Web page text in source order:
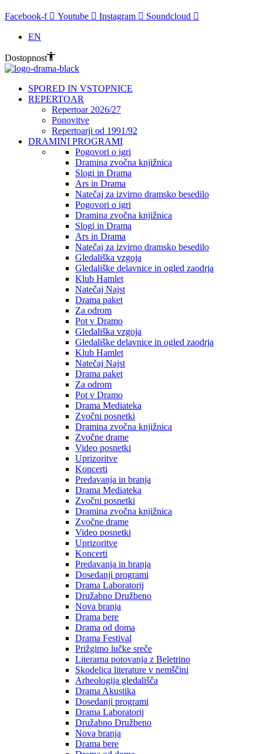
Facebook-f Youtube Instagram Soundcloud
EN
Dostopnost
SPORED IN VSTOPNICE
REPERTOAR
Repertoar 2026/27
Ponovitve
Repertoarji od 1991/92
DRAMINI PROGRAMI
Pogovori o igri
Dramina zvočna knjižnica
Slogi in Drama
Ars in Drama
Natečaj za izvirno dramsko besedilo
Pogovori o igri
Dramina zvočna knjižnica
Slogi in Drama
Ars in Drama
Natečaj za izvirno dramsko besedilo
Gledališka vzgoja
Gledališke delavnice in ogled zaodrja
Klub Hamlet
Natečaj Najst
Drama paket
Za odrom
Pot v Dramo
Gledališka vzgoja
Gledališke delavnice in ogled zaodrja
Klub Hamlet
Natečaj Najst
Drama paket
Za odrom
Pot v Dramo
Drama Mediateka
Zvočni posnetki
Dramina zvočna knjižnica
Zvočne drame
Video posnetki
Uprizoritve
Koncerti
Predavanja in branja
Drama Mediateka
Zvočni posnetki
Dramina zvočna knjižnica
Zvočne drame
Video posnetki
Uprizoritve
Koncerti
Predavanja in branja
Dosedanji programi
Drama Laboratorij
Družabno Družbeno
Nova branja
Drama bere
Drama od doma
Drama Festival
Prižgimo lučke sreče
Literarna potovanja z Beletrino
Skodelica literature v nemščini
Arheologija gledališča
Drama Akustika
Dosedanji programi
Drama Laboratorij
Družabno Družbeno
Nova branja
Drama bere